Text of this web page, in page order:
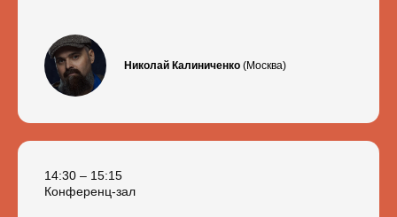
Николай Калиниченко (Москва)
14:30 – 15:15
Конференц-зал